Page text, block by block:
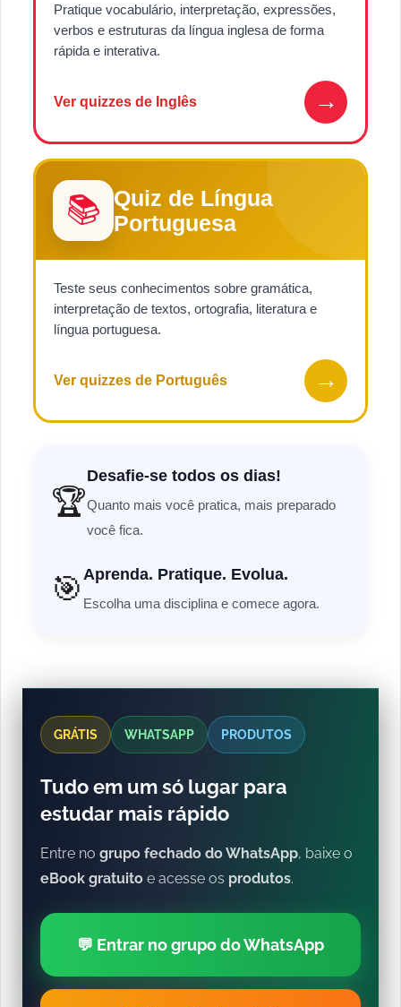
Pratique vocabulário, interpretação, expressões,
verbos e estruturas da língua inglesa de forma
rápida e interativa.
Ver quizzes de Inglês →
📚
Quiz de Língua
Portuguesa
Teste seus conhecimentos sobre gramática,
interpretação de textos, ortografia, literatura e
língua portuguesa.
Ver quizzes de Português →
🏆
Desafie-se todos os dias!
Quanto mais você pratica, mais preparado
você fica.
🎯 Aprenda. Pratique. Evolua.
Escolha uma disciplina e comece agora.
GRÁTIS WHATSAPP PRODUTOS
Tudo em um só lugar para
estudar mais rápido
Entre no grupo fechado do WhatsApp, baixe o
eBook gratuito e acesse os produtos.
💬 Entrar no grupo do WhatsApp